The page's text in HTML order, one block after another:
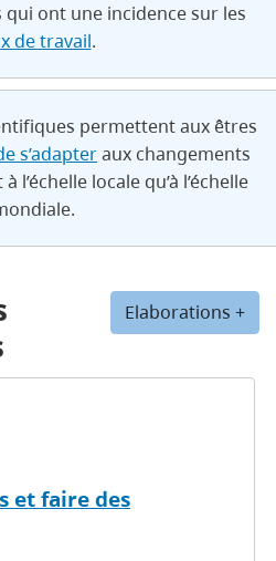
ont une incidence sur les
de travail.
permettent aux êtres
s’adapteraux changements
locale qu’à l’échelle
Elaborations +
et faire des